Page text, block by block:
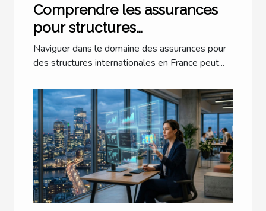
Comprendre les assurances
pour structures
internationales en France ?
Naviguer dans le domaine des assurances pour
des structures internationales en France peut...